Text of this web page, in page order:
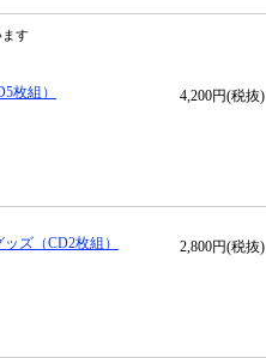
す
枚組） 4,200円(税抜)
ズ（CD2枚組） 2,800円(税抜)